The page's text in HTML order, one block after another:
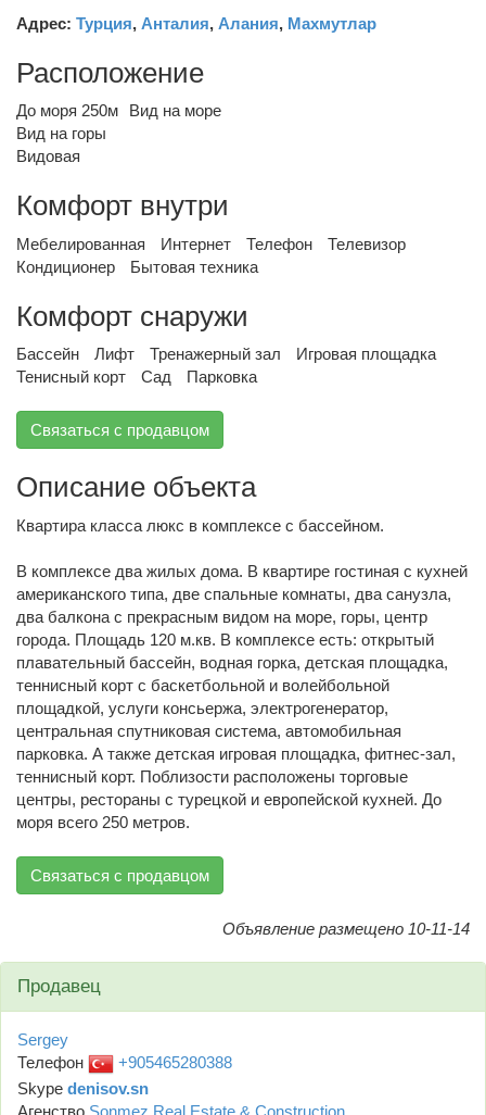
Адрес: Турция, Анталия, Алания, Махмутлар
Расположение
До моря 250м
Вид на море
Вид на горы
Видовая
Комфорт внутри
Мебелированная Интернет Телефон
Телевизор
Кондиционер
Бытовая техника
Комфорт снаружи
Бассейн Лифт Тренажерный зал
Игровая площадка
Тенисный корт
Сад Парковка
Связаться с продавцом
Описание объекта
Квартира класса люкс в комплексе с бассейном.
В комплексе два жилых дома. В квартире гостиная с кухней
американского типа, две спальные комнаты, два санузла,
два балкона с прекрасным видом на море, горы, центр
города. Площадь 120 м.кв. В комплексе есть: открытый
плавательный бассейн, водная горка, детская площадка,
теннисный корт с баскетбольной и волейбольной
площадкой, услуги консьержа, электрогенератор,
центральная спутниковая система, автомобильная
парковка. А также детская игровая площадка, фитнес-зал,
теннисный корт. Поблизости расположены торговые
центры, рестораны с турецкой и европейской кухней. До
моря всего 250 метров.
Связаться с продавцом
Объявление размещено 10-11-14
Продавец
Sergey
Телефон
+905465280388
Skype denisov.sn
Агенство Sonmez Real Estate & Construction